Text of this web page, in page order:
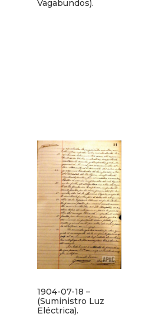
Vagabundos).
1904-07-18 –
(Suministro Luz
Eléctrica).